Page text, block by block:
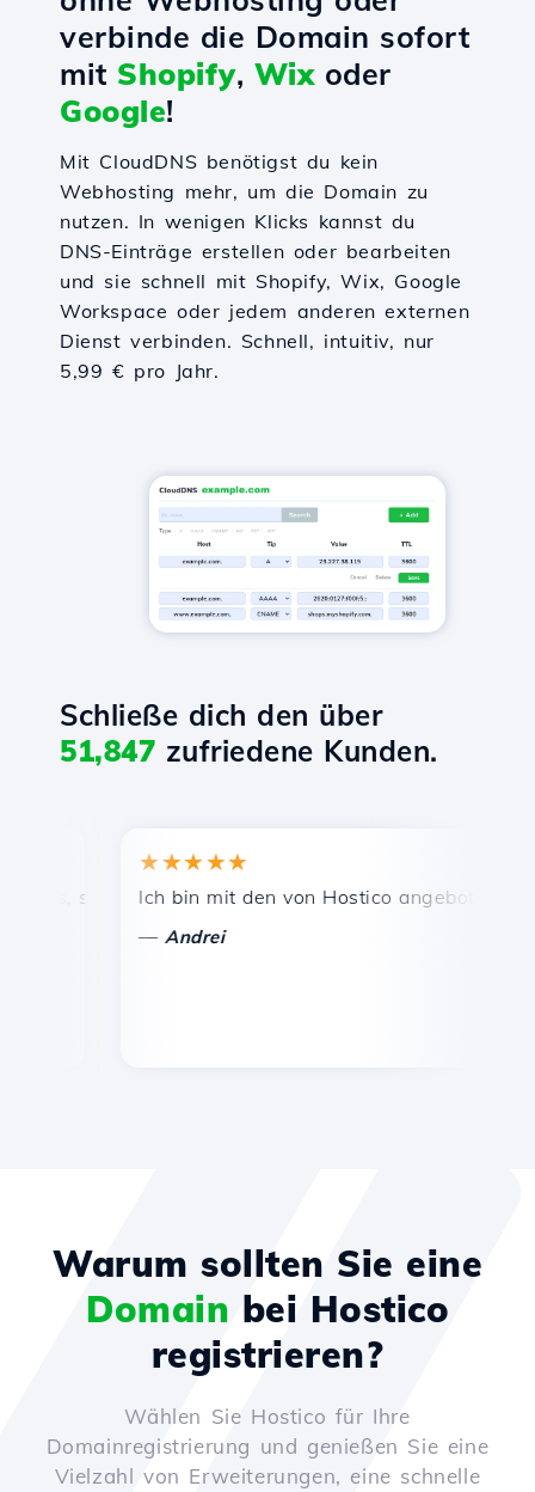
verbinde die Domain sofort
mit Shopify, Wixoder
Google!
Mit CloudDNS benötigst du kein
Webhosting mehr, um die Domain zu
nutzen. In wenigen Klicks kannst du
DNS-Einträge erstellen oder bearbeiten
und sie schnell mit Shopify, Wix, Google
Workspace oder jedem anderen externen
Dienst verbinden. Schnell, intuitiv, nur
5,99 € pro Jahr.
Schließe dich den über
51,847 zufriedene Kunden.
schnelle und effiziente technische Unterstützung.
★★★★★
Ich bin mit den von Hostico angebotenen
Andrei
Warum sollten Sie eine
Domain bei Hostico
registrieren?
Wählen Sie Hostico für Ihre
Domainregistrierung und genießen Sie eine
Vielzahl von Erweiterungen, eine schnelle